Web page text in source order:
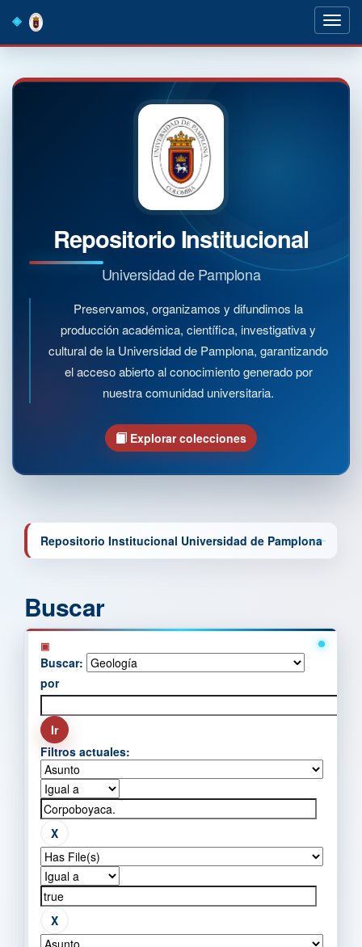
navigation
Repositorio Institucional
Universidad de Pamplona
Preservamos, organizamos y difundimos la
producción académica, científica, investigativa y
cultural de la Universidad de Pamplona, garantizando
el acceso abierto al conocimiento generado por
nuestra comunidad universitaria.
Explorar colecciones
Repositorio Institucional Universidad de Pamplona
Buscar
Buscar:
por
Filtros actuales: